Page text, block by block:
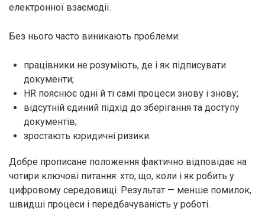
електронної взаємодії.
Без нього часто виникають проблеми:
працівники не розуміють, де і як підписувати
документи;
HR пояснює одні й ті самі процеси знову і знову;
відсутній єдиний підхід до зберігання та доступу
документів;
зростають юридичні ризики.
Добре прописане положення фактично відповідає на
чотири ключові питання: хто, що, коли і як робить у
цифровому середовищі. Результат — менше помилок,
швидші процеси і передбачуваність у роботі.